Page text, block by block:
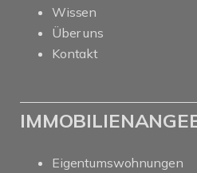
Wissen
Über uns
Kontakt
Eigentumswohnungen